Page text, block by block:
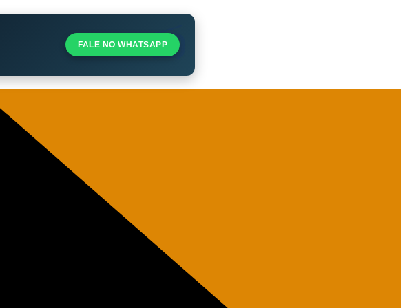
FALE NO WHATSAPP